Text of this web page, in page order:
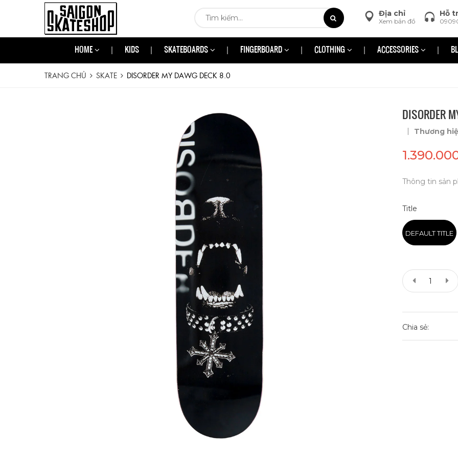
Hỗ
Địa chỉ
Xem bản đồ
HOME KIDS SKATEBOARDS FINGERBOARD CLOTHING ACCESSORIES
TRANG CHỦ SKATE DISORDER MY DAWG DECK 8.0
DISORDER
| Thương
Thông tin sản
Title
DEFAULT TITLE
Chia sẻ: